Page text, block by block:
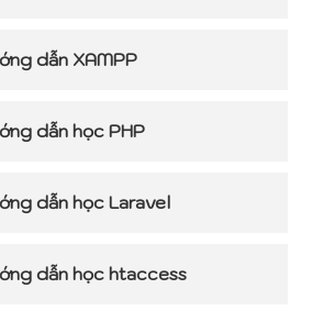
dẫn XAMPP
dẫn học PHP
dẫn học Laravel
dẫn học htaccess